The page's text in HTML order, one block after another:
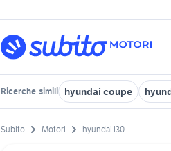
Ricerche simili hyundai coupe
Subito Motori hyundai i30